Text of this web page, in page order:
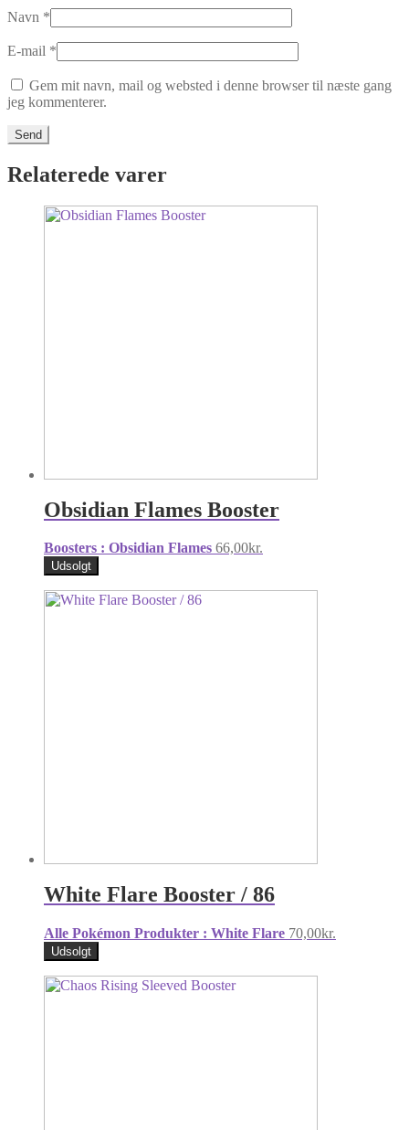
Navn *
E-mail *
Gem mit navn, mail og websted i denne browser til næste gang
jeg kommenterer.
Relaterede varer
Obsidian Flames Booster
Boosters : Obsidian Flames 66,00kr.
Udsolgt
White Flare Booster / 86
Alle Pokémon Produkter : White Flare 70,00kr.
Udsolgt